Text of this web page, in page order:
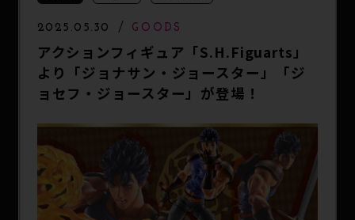
COMICS
SPECIAL
2025.05.30 GOODS
アクションフィギュア「S.H.Figuarts」
より「ジョナサン・ジョースター」「ジ
ョセフ・ジョースター」が登場！